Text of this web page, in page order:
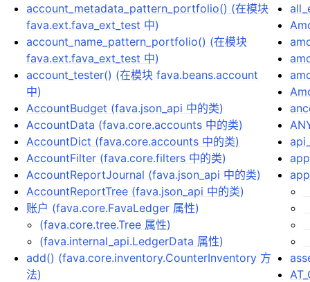
account_metadata_pattern_portfolio() (在模块
fava.ext.fava_ext_test 中)
account_name_pattern_portfolio() (在模块
fava.ext.fava_ext_test 中)
account_tester() (在模块 fava.beans.account
中)
AccountBudget (fava.json_api 中的类)
AccountData (fava.core.accounts 中的类)
AccountDict (fava.core.accounts 中的类)
AccountFilter (fava.core.filters 中的类)
AccountReportJournal (fava.json_api 中的类)
AccountReportTree (fava.json_api 中的类)
账户 (fava.core.FavaLedger 属性)
(fava.core.tree.Tree 属性)
(fava.internal_api.LedgerData 属性)
add() (fava.core.inventory.CounterInventory 方
法)